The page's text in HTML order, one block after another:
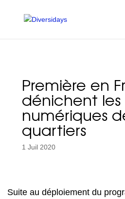
principal
Première en
dénichent
numériques
quartiers
1 Juil 2020
Suite au déploiement du